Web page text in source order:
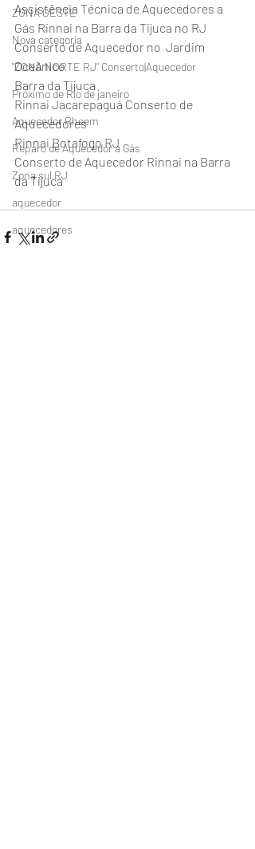
ZONA OESTE
Nova categoria
"ZONA NORTE RJ" Conserto|Aquecedor
Próximo de Rio de janeiro
Aquecedor Rheem
Reparo de Aquecedor a Gás
Zona sul RJ
aquecedor
aquecedores
Assistência Técnica de Aquecedores a
Gás Rinnai na Barra da Tijuca no RJ
Conserto de Aquecedor no  Jardim
Oceânico
Barra da Tijuca
Rinnai Jacarepaguá Conserto de
Aquecedores
Rinnai Botafogo RJ
Conserto de Aquecedor Rinnai na Barra
da Tijuca